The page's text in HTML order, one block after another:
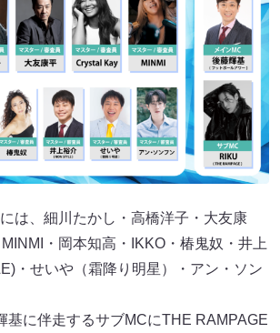
は、細川たかし・高橋洋子・大友康
・岡本知高・IKKO・椿鬼奴・井上
・せいや（霜降り明星）・アン・ソン
基に伴走するサブMCにTHE RAMPAGE